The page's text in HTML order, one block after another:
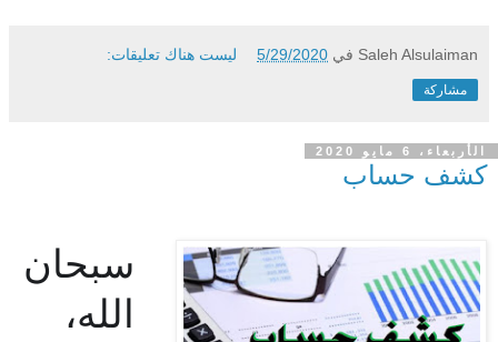
Saleh Alsulaiman في 5/29/2020 ليست هناك تعليقات:
مشاركة
الأربعاء، 6 مايو 2020
كشف حساب
سبحان
الله،